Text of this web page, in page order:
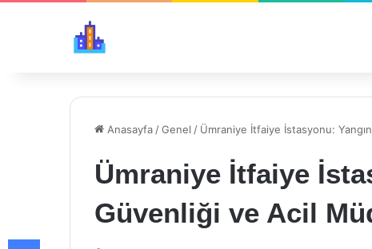
Anasayfa /Genel / Ümraniye İtfaiye İstasyonu:
Ümraniye İtfaiye
Güvenliği ve Acil
Facebook